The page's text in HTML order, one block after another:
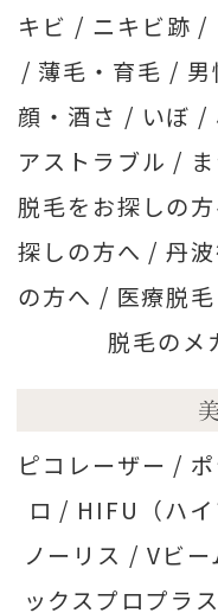
キビ / ニキビ跡 /
/ 薄毛・育毛 /
顔・酒さ / いぼ /
アストラブル /
脱毛をお探しの
探しの方へ /丹
の方へ / 医療脱
脱毛のメ
ピコレーザー /
ロ / HIFU（ハ
ノーリス / Vビ
ックスプロプラ